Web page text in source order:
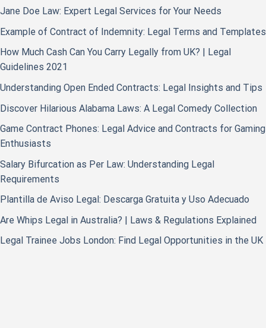
Jane Doe Law: Expert Legal Services for Your Needs
Example of Contract of Indemnity: Legal Terms and Templates
How Much Cash Can You Carry Legally from UK? | Legal
Guidelines 2021
Understanding Open Ended Contracts: Legal Insights and Tips
Discover Hilarious Alabama Laws: A Legal Comedy Collection
Game Contract Phones: Legal Advice and Contracts for Gaming
Enthusiasts
Salary Bifurcation as Per Law: Understanding Legal
Requirements
Plantilla de Aviso Legal: Descarga Gratuita y Uso Adecuado
Are Whips Legal in Australia? | Laws & Regulations Explained
Legal Trainee Jobs London: Find Legal Opportunities in the UK